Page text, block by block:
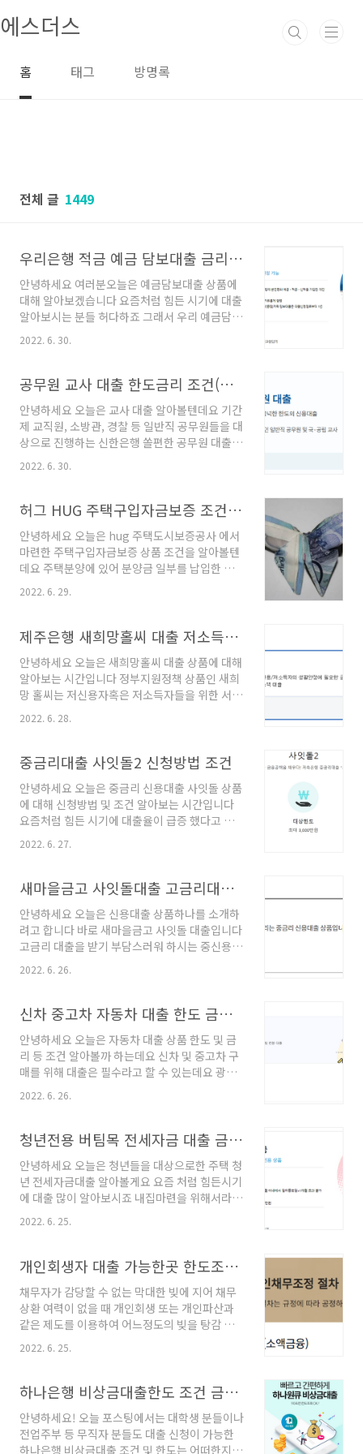
에스더스
홈 태그 방명록
전체 글 1449
우리은행 적금 예금 담보대출 금리 한도 조건
안녕하세요 여러분오늘은 예금담보대출 상품에
대해 알아보겠습니다 요즘처럼 힘든 시기에 대출
알아보시는 분들 허다하죠 그래서 우리 예금담보
대출은 가입해두신 적금, 예금 담보기간내에서
자유롭게 대출기간을 설정할 수 있는 여유로운
대출 조건 대출대상 ) 19세이상 내국인 거주자로
사업자 만기일이 경과된계좌 , 타인신탁계좌는
불가능합니다 펀드 및 외화상품은 제외 됩니다
담보제공 예금 가입일로 부터 2영업일 이내인 계
좌는 불가합니다 대출기간 ) 담보예금의 만기일
으로부터 1년이내 입니다) 대출금리 ) 예/ 적금
담보대출의 경우 수신금..
2022. 6. 30.
공무원 교사 대출 한도금리 조건(기간제 교직원, 경찰, 소방관 등)
안녕하세요 오늘은 교사 대출 알아볼텐데요 기간
제 교직원, 소방관, 경찰 등 일반직 공무원들을 대
상으로 진행하는 신한은행 쏠편한 공무원 대출
상품에 대해 금리 한도 조건 알아보는 시간입니
다 쏠편한 일반공무원 대출은 공무원 고객분들을
탕으로 목돈을 제공해주는 상품이라고 합니다 쏠
국 거주 고객 공무원 및 국 공립 교사 분들 기타 당
행 심사 기준 만족 하는 고객 대출한도) 최대 1억
5천까지 가능 (개인별로 차이 있음) 대출금리)
3.77%의 연 평균 금리 (개인 마다 금리 변동 있
상품 입니다(개인평점,대출현황,재직및 소득 등
에..
2022. 6. 30.
허그 HUG 주택구입자금보증 조건 안내
안녕하세요 오늘은 hug 주택도시보증공사 에서
마련한 주택구입자금보증 상품 조건을 알아볼텐
데요 주택분양에 있어 분양금 일부를 납입한 고
객이 주택자금을 여유롭고 안전하게 상환하게끔
도와주도록 보증을 해주는 보증서를 발급하는 상
신청대상 아래의 주택의 분양계약 체결후 분양대
금 5% 이상 납부하신 고객 주택분양보증을 받은
주택 또는 주거용 오피스텔 한국토지공사등이 공
급하는 주택분양보증의 세대수 요건을 충족하는
주택 조합주택시공보증서가 발급이 가능한 주택
조합사업의 조합원이 분양받은 주택 보증채권자
및 직장주택조합의 조합원 포함 ) 보증비율 대출
가능금액 이내에서 대출금의 80 ..
2022. 6. 29.
제주은행 새희망홀씨 대출 저소득자 서민대상 한도조건
안녕하세요 오늘은 새희망홀씨 대출 상품에 대해
알아보는 시간입니다 정부지원정책 상품인 새희
망 홀씨는 저신용자혹은 저소득자들을 위한 서민
최장 5년의 넉넉한 기간으로 여유롭게 상환 가능
상 > 19세 이상의 내국인 고객 재직, 소득 증빙이
가능하신 근로소득자 긴급생계대출 신청일 현재
기준 1년이상 성실상환한 자 대출기간 > 1년부터
최장 5년까지 연장가능 대출한도 > 300만원부터
최대 3000만원까지 대출 가능한 상품입니다 (개
인별로 다르게 적용되니 조회 하여 보세요) 대출
다른 상품이며 (개인 실적, 등급 ,소득..
2022. 6. 28.
중금리대출 사잇돌2 신청방법 조건
안녕하세요 오늘은 중금리 신용대출 사잇돌 상품
에 대해 신청방법 및 조건 알아보는 시간입니다
요즘처럼 힘든 시기에 대출율이 급증 했다고 합
3000만원까지 신청가능하며 연소득 1200만원
저축은행 사잇돌2 중금리 대출 대출대상 ) 만19
세이상 내국인 고객 소득증빙이 가능한 근로자
재직 5개월이상 연소득 1200만원 이상의 고객
연금 소득 1회이상 , 연소득 600만원 이상이신
분 대출한도) 100만원이상부터 3000만원까지
(개인에 따라 차등 적용) 대출기간) 12개월부터
월 후취 납입 방식 입니다 상환 방식은 원..
2022. 6. 27.
새마을금고 사잇돌대출 고금리대환대출 조건
안녕하세요 오늘은 신용대출 상품하나를 소개하
려고 합니다 바로 새마을금고 사잇돌 대출입니다
고금리 대출을 받기 부담스러워 하시는 중신용
분들을 위해 새마을금고에서 넉넉한 한도와 여유
로운 기간으로 선보인 고금리대환대출 가능한 중
잇돌 대출 대출대상] 만19세이상 내국 거주 고객
상 소득의 6개월이상 재직중인 급여소득자 대출
기간] 5년까지 가능합니다 대출금리] 신용등급
등에 따라 차등 적용되는 상품 대출한도] 최대 2
천만원까지 가능합니다 (개인에 따라서 한도 차
직및 소득등에 따라서 차등 적용되는 상품입니
다) 개인별로 심사가 거절되..
2022. 6. 26.
신차 중고차 자동차 대출 한도 금리 조건
안녕하세요 오늘은 자동차 대출 상품 한도 및 금
리 등 조건 알아볼까 하는데요 신차 및 중고차 구
매를 위해 대출은 필수라고 할 수 있는데요 광주
은행 쏠쏠 마이카대출은 서울보증보험의 보증서
를 발급받아 금리한도를 책정하는 보증담보 상품
동차대출 대출대상) 서울보증보험 발급 가능한
빙가능한 급여소득 고객 등 대출기간) 신차경우
1년부터 10년 중고차경우 1년부터 5년 대출한
도) 서울보증보험(주) 보증한도금액 이내 신차의
경우 6천 중고차의 경우 4천 (개인별로 한도 차등
니다 ( 신용상태, 등급,대출현황에 따라 차등 적
용되는 ..
2022. 6. 26.
청년전용 버팀목 전세자금 대출 금리 한도 조건 정리
안녕하세요 오늘은 청년들을 대상으로한 주택 청
년 전세자금대출 알아볼게요 요즘 처럼 힘든시기
에 대출 많이 알아보시죠 내집마련을 위해서라면
대출이 필수라고 할 수 있는데요 그런분들을 위
해 우리은행 청년 버팀목 전세자금대출이 있답니
기는 하나 청년 버팀목전세대출과 같은 정부지원
상품으로 저금리로 받으면 월세 내는 것 보다 조
금 나아 많은 분들이 관심을 갖는 상품입니다. 청
년전용 버팀목 전세자금 대출 대출대상) 부부합
산 자산이 2. 92억 이하인 고객 19세이상 34세
이하 내국인 고객 재직 및 소득 증빙이 가능한 고
달라집니다) 대출금리) 연평균 1.8 % 금리 (개인
마..
2022. 6. 25.
개인회생자 대출 가능한곳 한도조건 (성실상환자)
채무자가 감당할 수 없는 막대한 빚에 지어 채무
상환 여력이 없을 때 개인회생 또는 개인파산과
같은 제도를 이용하여 어느정도의 빚을 탕감 받
회생이나 파산을 하고도 추가자금이 필요한 경우
유가 있기 때문에 개인회생대출 가능한곳 찾기가
쉽지가 않습니다. 개인회생자 대출 가능한곳 조
건 한도 금리 알아보도록 하겠습니다. 개인회생
자 성실상환자 대출 개인회생 변제 계획 인가 이
2022. 6. 25.
하나은행 비상금대출한도 조건 금리(무직자, 대학생 가능)
안녕하세요! 오늘 포스팅에서는 대학생 분들이나
전업주부 등 무직자 분들도 대출 신청이 가능한
하나은행 비상금대출 조건 및 한도는 어떠한지